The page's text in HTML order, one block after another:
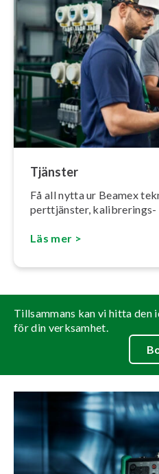
Tjänster
Få all nytta ur Beamex
pert­tjäns­ter, ka­libre­rings-
Läs mer >
Tillsammans kan vi hitta den
för din verksamhet.